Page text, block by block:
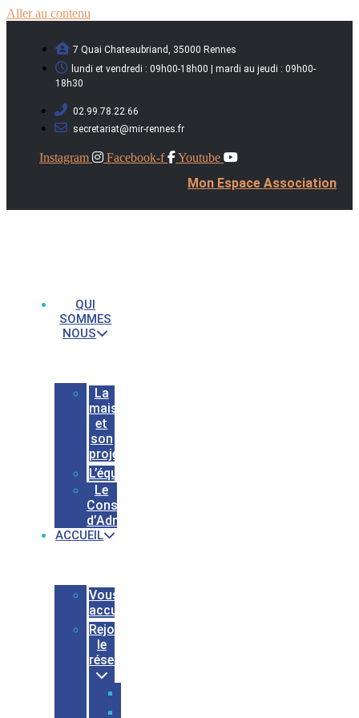
Aller au contenu
7 Quai Chateaubriand, 35000 Rennes
lundi et vendredi : 09h00-18h00 | mardi au jeudi : 09h00-
18h30
02.99.78.22.66
secretariat@mir-rennes.fr
Instagram Facebook-f Youtube
Mon Espace Association
QUI
SOMMES
NOUS
La
maison
et
son
projet
L’équipe
Le
Conseil
d’Administration
ACCUEIL
Vous
accueillir
Rejoindre
le
réseau